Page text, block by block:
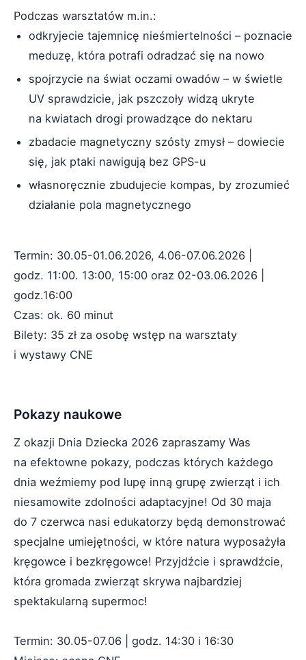
Podczas warsztatów m.in.:
odkryjecie tajemnicę nieśmiertelności – poznacie
meduzę, która potrafi odradzać się na nowo
spojrzycie na świat oczami owadów – w świetle
UV sprawdzicie, jak pszczoły widzą ukryte
na kwiatach drogi prowadzące do nektaru
zbadacie magnetyczny szósty zmysł – dowiecie
się, jak ptaki nawigują bez GPS-u
własnoręcznie zbudujecie kompas, by zrozumieć
działanie pola magnetycznego
Termin: 30.05-01.06.2026, 4.06-07.06.2026 |
godz. 11:00. 13:00, 15:00 oraz 02-03.06.2026 |
godz.16:00
Czas: ok. 60 minut
Bilety: 35 zł za osobę wstęp na warsztaty
i wystawy CNE
Pokazy naukowe
Z okazji Dnia Dziecka 2026 zapraszamy Was
na efektowne pokazy, podczas których każdego
dnia weźmiemy pod lupę inną grupę zwierząt i ich
niesamowite zdolności adaptacyjne! Od 30 maja
do 7 czerwca nasi edukatorzy będą demonstrować
specjalne umiejętności, w które natura wyposażyła
kręgowce i bezkręgowce! Przyjdźcie i sprawdźcie,
która gromada zwierząt skrywa najbardziej
spektakularną supermoc!
Termin: 30.05-07.06 | godz. 14:30 i 16:30